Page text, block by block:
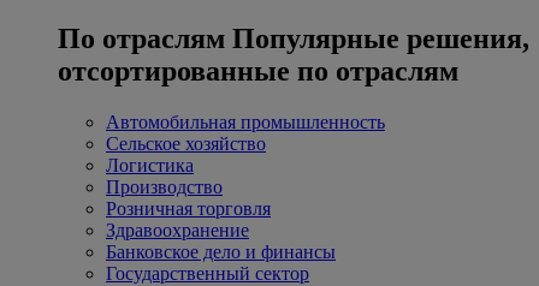
По отраслям Популярные решения,
отсортированные по отраслям
Автомобильная промышленность
Сельское хозяйство
Логистика
Производство
Розничная торговля
Здравоохранение
Банковское дело и финансы
Государственный сектор